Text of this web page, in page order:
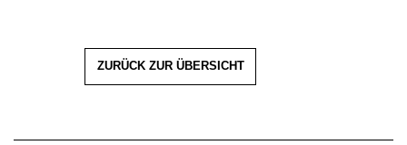
ZURÜCK ZUR ÜBERSICHT